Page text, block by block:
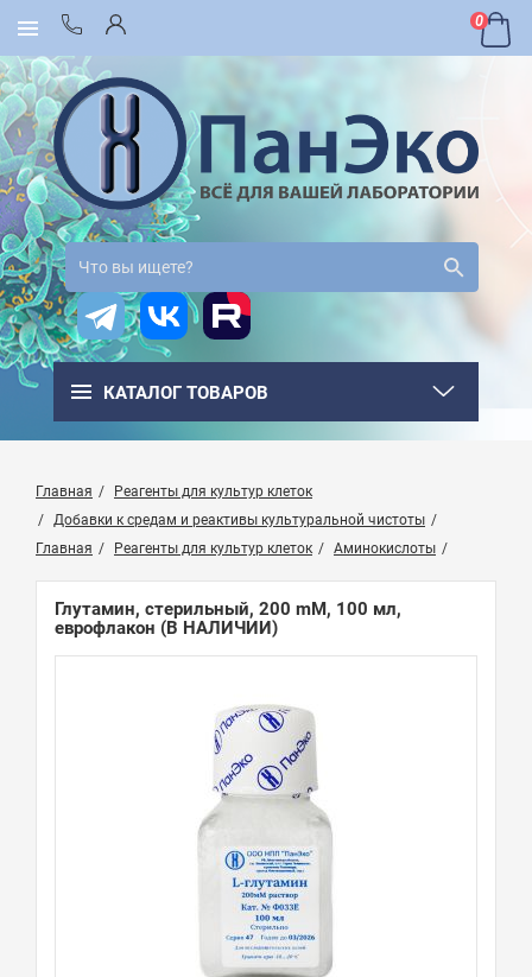
0
КАТАЛОГ ТОВАРОВ
Главная
Реагенты для культур клеток
Добавки к средам и реактивы культуральной чистоты
Главная
Реагенты для культур клеток Аминокислоты
Глутамин, стерильный, 200 mM, 100 мл,
еврофлакон (В НАЛИЧИИ)